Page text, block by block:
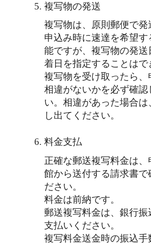
複写物の発送
複写物は、原則郵便で発
申込み時に速達を希望す
能ですが、複写物の発送
着日を指定することはで
複写物を受け取ったら、
相違がないかを必ず確認
い。相違があった場合は
し出てください。
料金支払
正確な郵送複写料金は、
館から送付する請求書で
ださい。
料金は前納です。
郵送複写料金は、銀行振
支払いください。
複写料金送金時の振込手